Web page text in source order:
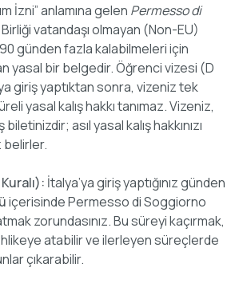
İzni” anlamına gelen Permesso di
vatandaşı olmayan (Non-EU)
günden fazla kalabilmeleri için
yasal bir belgedir. Öğrenci vizesi (D
giriş yaptıktan sonra, vizeniz tek
yasal kalış hakkı tanımaz. Vizeniz,
asıl yasal kalış hakkınızı
belirler.
İtalya’ya giriş yaptığınız günden
içerisinde Permesso di Soggiorno
zorundasınız. Bu süreyi kaçırmak,
atabilir ve ilerleyen süreçlerde
çıkarabilir.